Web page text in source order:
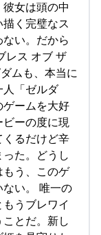
女は頭の中
く完璧なス
い。だから
レス オブ ザ
ムも、本当に
「ゼルダ
ームを大好
ーの度に現
るだけど辛
た。どうし
う、このゲ
い。 唯一の
うブレワイ
とだ。新し